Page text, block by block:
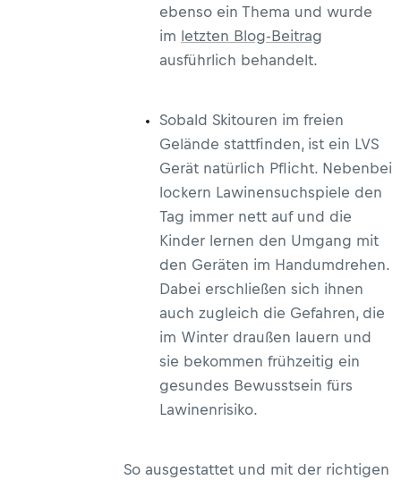
ebenso ein Thema und wurde
im letzten Blog-Beitrag
ausführlich behandelt.
Sobald Skitouren im freien
Gelände stattfinden, ist ein LVS
Gerät natürlich Pflicht. Nebenbei
lockern Lawinensuchspiele den
Tag immer nett auf und die
Kinder lernen den Umgang mit
den Geräten im Handumdrehen.
Dabei erschließen sich ihnen
auch zugleich die Gefahren, die
im Winter draußen lauern und
sie bekommen frühzeitig ein
gesundes Bewusstsein fürs
Lawinenrisiko.
So ausgestattet und mit der richtigen